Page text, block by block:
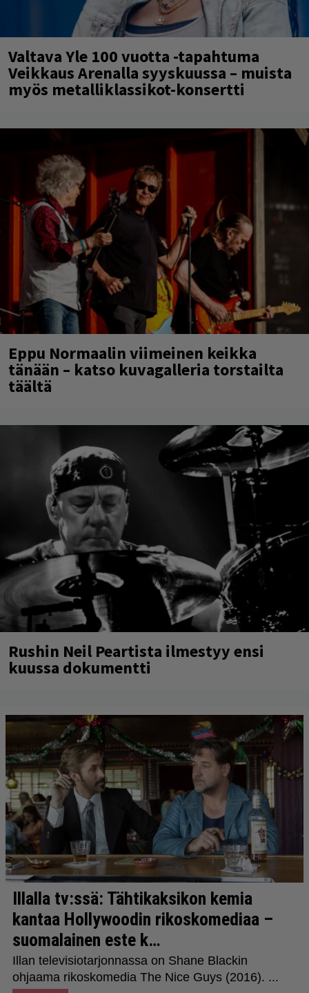
Valtava Yle 100 vuotta -tapahtuma
Veikkaus Arenalla syyskuussa – muista
myös metalliklassikot-konsertti
Eppu Normaalin viimeinen keikka
tänään – katso kuvagalleria torstailta
täältä
Rushin Neil Peartista ilmestyy ensi
kuussa dokumentti